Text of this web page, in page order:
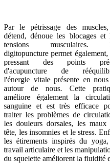
Par le pétrissage des
détend, dénoue les blocages et
tensions musculaires.
digitopuncture permet également,
pressant des points
d'acupuncture de
l'énergie vitale présente en
autour de nous. Cette
améliore également la
sanguine et est très efficace
traiter les problèmes de
les douleurs dorsales, les maux
tête, les insomnies et le stress.
les étirements inspirés du
travail articulaire et les
du squelette améliorent la fluidité